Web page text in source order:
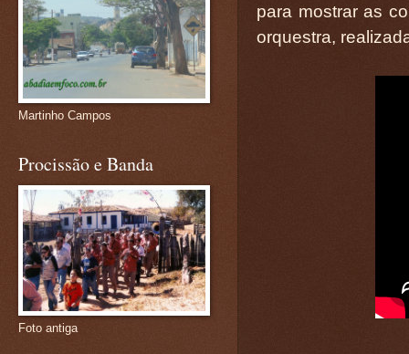
para mostrar as
orquestra,
Martinho Campos
Procissão e Banda
Foto antiga